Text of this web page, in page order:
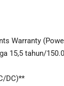
Warranty
15,5 tahun/
DC)**